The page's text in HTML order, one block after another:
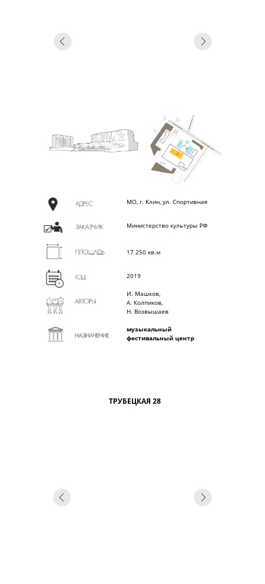
МО, г. Клин, ул. Спортивная
Министерство культуры РФ
17 250 кв.м
2019
И. Машков,
А. Колпиков,
Н. Возвышаев
музыкальный
фестивальный центр
ТРУБЕЦКАЯ 28